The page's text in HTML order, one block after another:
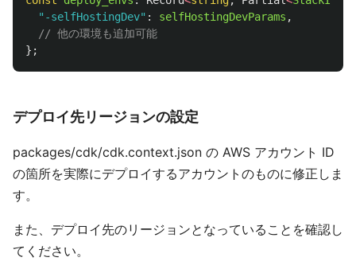
" -selfHostingDev" : selfHostingDevParams ,
// 他の環境も追加可能
};
デプロイ先リージョンの設定
packages/cdk/cdk.context.json の AWS アカウント ID
の箇所を実際にデプロイするアカウントのものに修正しま
す。
また、デプロイ先のリージョンとなっていることを確認し
てください。